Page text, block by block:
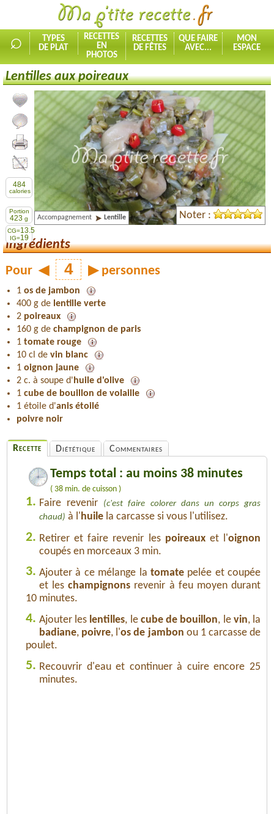
⌕
TYPES
DE PLAT
RECETTES
EN
PHOTOS
RECETTES
DE FÊTES
QUE FAIRE
AVEC...
MON
ESPACE
Lentilles aux poireaux
Ajouter la recette à mes favorites
Commenter, noter la recette
Imprimer la recette
Partager cette recette
484
calories
Portion
423 g
CG=13.5
IG=19
Accompagnement Lentille Noter :
Ingrédients
Pour ◀ ▶ personnes
1 os de jambon
400 g de lentille verte
2 poireaux
160 g de champignon de paris
1 tomate rouge
10 cl de vin blanc
1 oignon jaune
2 c. à soupe d' huile d'olive
1 cube de bouillon de volaille
1 étoile d'anis étoilé
poivre noir
Recette Diététique Commentaires
Temps total : au moins 38 minutes
( 38 min. de cuisson )
1. Faire revenir
(c'est faire colorer dans un corps gras
chaud) à l' huile la carcasse si vous l'utilisez.
2. Retirer et faire revenir les poireauxet l'oignon
coupés en morceaux 3 min.
3. Ajouter à ce mélange la tomatepelée et coupée
et leschampignons revenir à feu moyen durant
10 minutes.
4. Ajouter les lentilles, le cube de bouillon, le vin, la
badiane, poivre, l'os de jambon ou 1 carcasse de
poulet.
5. Recouvrir d'eau et continuer à cuire encore 25
minutes.